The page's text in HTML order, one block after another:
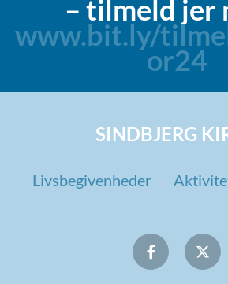
– tilmeld jer
www.bit.ly/
or24
SINDBJERG
Livsbegivenheder